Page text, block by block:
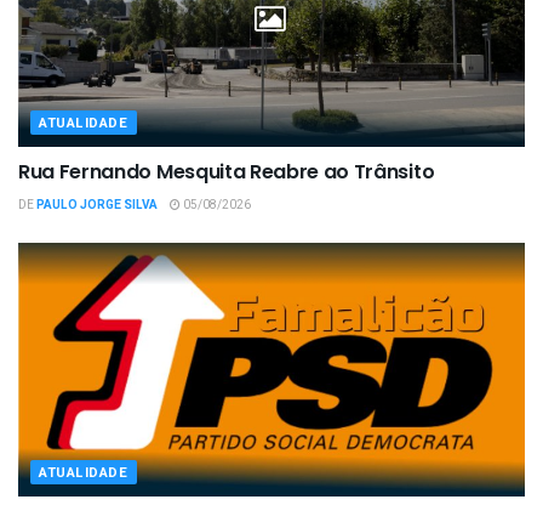
ATUALIDADE
Rua Fernando Mesquita Reabre ao Trânsito
DEPAULO JORGE SILVA 05/08/2026
ATUALIDADE